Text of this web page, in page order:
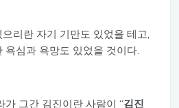
리란 자기 기만도 있었을 테고,
욕심과 욕망도 있었을 것이다.
그간 김진이란 사람이 “김진